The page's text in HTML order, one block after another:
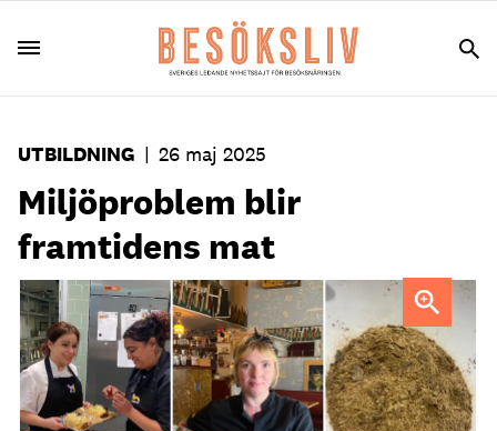
UTBILDNING | 26 maj 2025
Miljöproblem blir
framtidens mat
Lilit Petrosyan, Milla Ritzman och Evelina Liedman,
studerande vid YH Akademin